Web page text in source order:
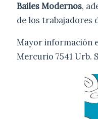
Bailes Modernos,
de los trabajadores
Mayor información
Mercurio 7541 Urb.